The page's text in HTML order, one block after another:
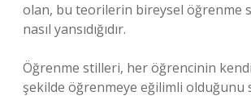
olan, bu teorilerin bireysel öğrenme
nasıl yansıdığıdır.
Öğrenme stilleri, her öğrencinin
şekilde öğrenmeye eğilimli olduğunu